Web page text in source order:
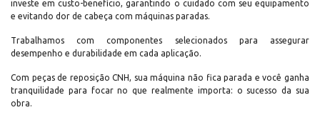
investe em custo-benefício, garantindo o cuidado com seu equipamento
e evitando dor de cabeça com máquinas paradas.
Trabalhamos com componentes selecionados para assegurar
desempenho e durabilidade em cada aplicação.
Com peças de reposição CNH, sua máquina não fica parada e você ganha
tranquilidade para focar no que realmente importa: o sucesso da sua
obra.